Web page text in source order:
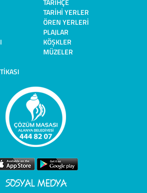
TARIHI YERLER
ÖREN YERLERI
PLAJLAR
KÖŞKLER
MÜZELER
SOSYAL MEDYA